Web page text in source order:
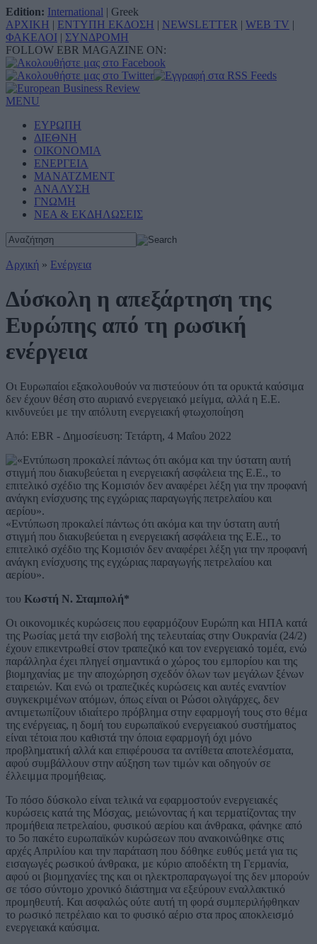
Edition: International | Greek
ΑΡΧΙΚΗ | ΕΝΤΥΠΗ ΕΚΔΟΣΗ | NEWSLETTER | WEB TV |
ΦΑΚΕΛΟΙ | ΣΥΝΔΡΟΜΗ
FOLLOW EBR MAGAZINE ON:
MENU
ΕΥΡΩΠΗ
ΔΙΕΘΝΗ
ΟΙΚΟΝΟΜΙΑ
ΕΝΕΡΓΕΙΑ
ΜΑΝΑΤΖΜΕΝΤ
ΑΝΑΛΥΣΗ
ΓΝΩΜΗ
ΝΕΑ & ΕΚΔΗΛΩΣΕΙΣ
Αρχική » Ενέργεια
Δύσκολη η απεξάρτηση της
Ευρώπης από τη ρωσική
ενέργεια
Οι Ευρωπαίοι εξακολουθούν να πιστεύουν ότι τα ορυκτά καύσιμα
δεν έχουν θέση στο αυριανό ενεργειακό μείγμα, αλλά η Ε.Ε.
κινδυνεύει με την απόλυτη ενεργειακή φτωχοποίηση
Από: EBR - Δημοσίευση: Τετάρτη, 4 Μαΐου 2022
«Εντύπωση προκαλεί πάντως ότι ακόμα και την ύστατη αυτή
στιγμή που διακυβεύεται η ενεργειακή ασφάλεια της Ε.Ε., το
επιτελικό σχέδιο της Κομισιόν δεν αναφέρει λέξη για την προφανή
ανάγκη ενίσχυσης της εγχώριας παραγωγής πετρελαίου και
αερίου».
του Κωστή Ν. Σταμπολή*
Οι οικονομικές κυρώσεις που εφαρμόζουν Ευρώπη και ΗΠΑ κατά
της Ρωσίας μετά την εισβολή της τελευταίας στην Ουκρανία (24/2)
έχουν επικεντρωθεί στον τραπεζικό και τον ενεργειακό τομέα, ενώ
παράλληλα έχει πληγεί σημαντικά ο χώρος του εμπορίου και της
βιομηχανίας με την αποχώρηση σχεδόν όλων των μεγάλων ξένων
εταιρειών. Και ενώ οι τραπεζικές κυρώσεις και αυτές εναντίον
συγκεκριμένων ατόμων, όπως είναι οι Ρώσοι ολιγάρχες, δεν
αντιμετωπίζουν ιδιαίτερο πρόβλημα στην εφαρμογή τους στο θέμα
της ενέργειας, η δομή του ευρωπαϊκού ενεργειακού συστήματος
είναι τέτοια που καθιστά την όποια εφαρμογή όχι μόνο
προβληματική αλλά και επιφέρουσα τα αντίθετα αποτελέσματα,
αφού συμβάλλουν στην αύξηση των τιμών και οδηγούν σε
έλλειμμα προμήθειας.
Το πόσο δύσκολο είναι τελικά να εφαρμοστούν ενεργειακές
κυρώσεις κατά της Μόσχας, μειώνοντας ή και τερματίζοντας την
προμήθεια πετρελαίου, φυσικού αερίου και άνθρακα, φάνηκε από
το 5ο πακέτο ευρωπαϊκών κυρώσεων που ανακοινώθηκε στις
αρχές Απριλίου και την παράταση που δόθηκε ευθύς μετά για τις
εισαγωγές ρωσικού άνθρακα, με κύριο αποδέκτη τη Γερμανία,
αφού οι βιομηχανίες της και οι ηλεκτροπαραγωγοί της δεν μπορούν
σε τόσο σύντομο χρονικό διάστημα να εξεύρουν εναλλακτικό
προμηθευτή. Και ασφαλώς ούτε αυτή τη φορά συμπεριλήφθηκαν
το ρωσικό πετρέλαιο και το φυσικό αέριο στα προς αποκλεισμό
ενεργειακά καύσιμα.